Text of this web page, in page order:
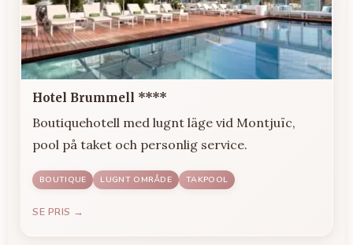
Hotel Brummell ****
Boutiquehotell med lugnt läge vid Montjuïc,
pool på taket och personlig service.
BOUTIQUE LUGNT OMRÅDE TAKPOOL
SE PRIS →